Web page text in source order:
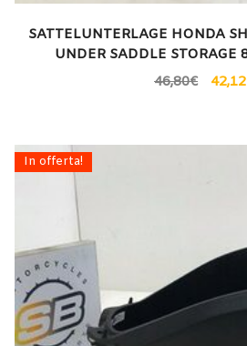
SATTELUNTERLAGE HONDA
UNDER SADDLE STORAGE
46,80€ 42,12
In offerta!